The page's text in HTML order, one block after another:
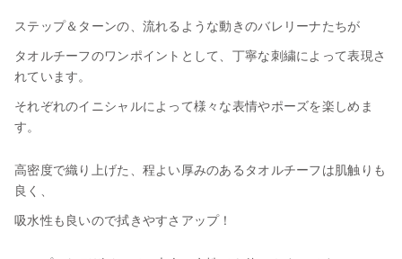
ステップ＆ターンの、流れるような動きのバレリーナたちが
タオルチーフのワンポイントとして、丁寧な刺繍によって表現さ
れています。
それぞれのイニシャルによって様々な表情やポーズを楽しめま
す。
高密度で織り上げた、程よい厚みのあるタオルチーフは肌触りも
良く、
吸水性も良いので拭きやすさアップ！